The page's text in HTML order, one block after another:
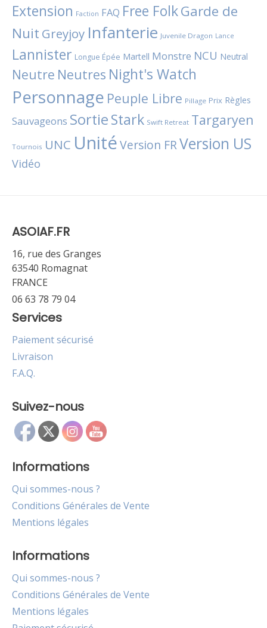
Extension Faction FAQ Free FolkGarde de
Nuit Greyjoy Infanterie Juvenile Dragon Lance
Lannister Longue Épée Martell Monstre NCU Neutral
Neutre Neutres Night's Watch
Personnage Peuple Libre Pillage Prix Règles
Sauvageons SortieStark Swift Retreat Targaryen
Tournois UNC UnitéVersion FRVersion US
Vidéo
ASOIAF.FR
16, rue des Granges
63540 Romagnat
FRANCE
06 63 78 79 04
Services
Paiement sécurisé
Livraison
F.A.Q.
Suivez-nous
Informations
Qui sommes-nous ?
Conditions Générales de Vente
Mentions légales
Informations
Qui sommes-nous ?
Conditions Générales de Vente
Mentions légales